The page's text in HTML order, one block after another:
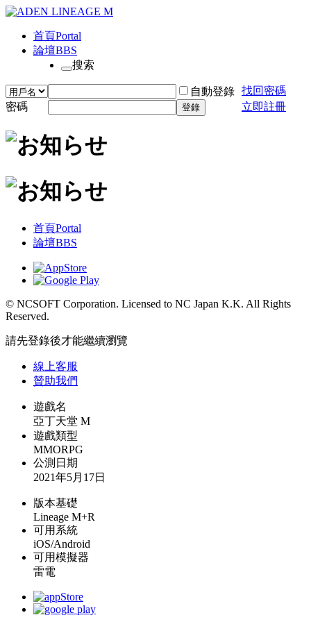
首頁Portal
論壇BBS
搜索
自動登錄 找回密碼
密碼
登錄 立即註冊
首頁Portal
論壇BBS
© NCSOFT Corporation. Licensed to NC Japan K.K. All Rights
Reserved.
請先登錄後才能繼續瀏覽
線上客服
贊助我們
遊戲名
亞丁天堂 M
遊戲類型
MMORPG
公測日期
2021年5月17日
版本基礎
Lineage M+R
可用系統
iOS/Android
可用模擬器
雷電